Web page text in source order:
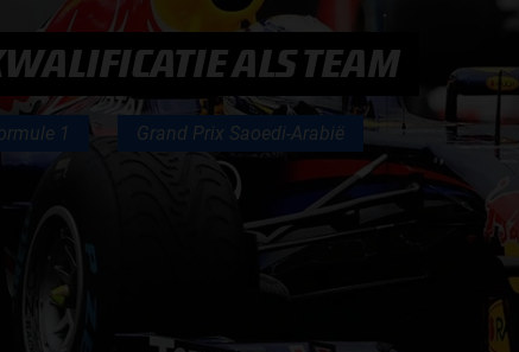
ALS TEAM
1 Grand Prix Saoedi-Arabië
VERSTAPPEN
GEMIST
AANMELDEN NIEUWSBRIEF